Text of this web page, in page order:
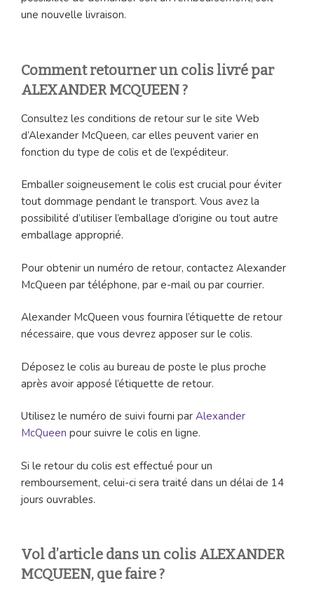
une nouvelle livraison.
Comment retourner un colis livré par
ALEXANDER MCQUEEN ?
Consultez les conditions de retour sur le site Web
d’Alexander McQueen, car elles peuvent varier en
fonction du type de colis et de l’expéditeur.
Emballer soigneusement le colis est crucial pour éviter
tout dommage pendant le transport. Vous avez la
possibilité d’utiliser l’emballage d’origine ou tout autre
emballage approprié.
Pour obtenir un numéro de retour, contactez Alexander
McQueen par téléphone, par e-mail ou par courrier.
Alexander McQueen vous fournira l’étiquette de retour
nécessaire, que vous devrez apposer sur le colis.
Déposez le colis au bureau de poste le plus proche
après avoir apposé l’étiquette de retour.
Utilisez le numéro de suivi fourni par Alexander
McQueen pour suivre le colis en ligne.
Si le retour du colis est effectué pour un
remboursement, celui-ci sera traité dans un délai de 14
jours ouvrables.
Vol d’article dans un colis ALEXANDER
MCQUEEN, que faire ?